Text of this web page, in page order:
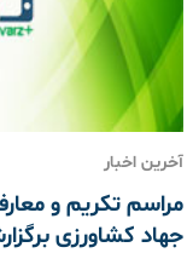
آخرین اخبار
مراسم تکریم و
جهاد کشاورزی